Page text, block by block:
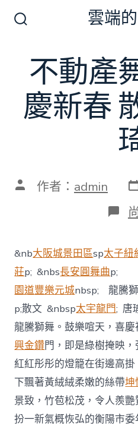
切
換
開
關
雲端
不動產
慶新春
文 作者： admin 發
表
日
期
&nb大阪城景田區sp太子紐
莊p; &nbs長安圓舞曲p;
園道豐樂元城nbsp;龍騰
p;散文 &nbsp太宇龍門;唐
龍騰獅舞。鼓樂喧天，喜
興金鑽門，即是綠樹掩映
紅紅彤彤的燈籠在街邊高
下飄著黃絨絨柔嫩的絲帶坤
景致，竹苞松茂，令人羨
扮一新氣概恢弘的衡陽市